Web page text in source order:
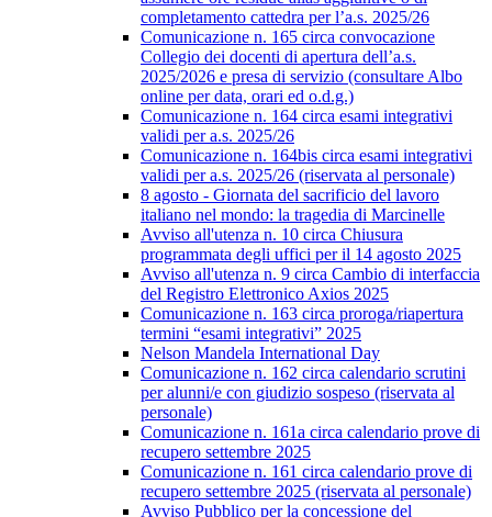
completamento cattedra per l’a.s. 2025/26
Comunicazione n. 165 circa convocazione
Collegio dei docenti di apertura dell’a.s.
2025/2026 e presa di servizio (consultare Albo
online per data, orari ed o.d.g.)
Comunicazione n. 164 circa esami integrativi
validi per a.s. 2025/26
Comunicazione n. 164bis circa esami integrativi
validi per a.s. 2025/26 (riservata al personale)
8 agosto - Giornata del sacrificio del lavoro
italiano nel mondo: la tragedia di Marcinelle
Avviso all'utenza n. 10 circa Chiusura
programmata degli uffici per il 14 agosto 2025
Avviso all'utenza n. 9 circa Cambio di interfaccia
del Registro Elettronico Axios 2025
Comunicazione n. 163 circa proroga/riapertura
termini “esami integrativi” 2025
Nelson Mandela International Day
Comunicazione n. 162 circa calendario scrutini
per alunni/e con giudizio sospeso (riservata al
personale)
Comunicazione n. 161a circa calendario prove di
recupero settembre 2025
Comunicazione n. 161 circa calendario prove di
recupero settembre 2025 (riservata al personale)
Avviso Pubblico per la concessione del